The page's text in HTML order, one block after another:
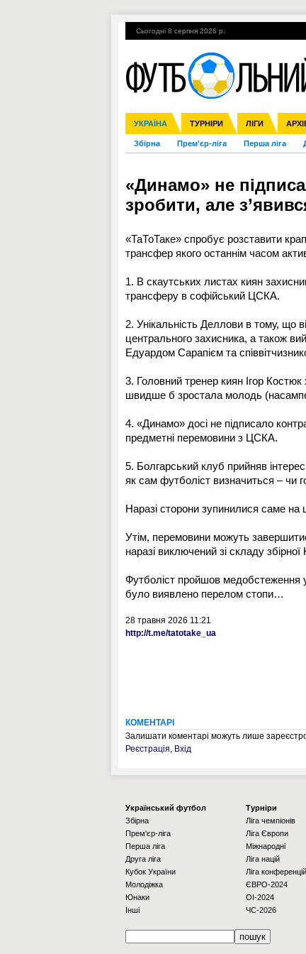
Сьогодні 8 серпня 2026 р.
УКРАЇНА ТУРНІРИ ЛІГИ
Збірна Прем'єр-ліга Перша ліга
Ліга чемпіонів Ліга Європи
Англія Іспанія Італія Німеччина
ЧС-2014 ЄВРО-2016 Росія Кубок
Гарячі теми УПЛ, 2-й тур
«Динамо» не
зробити, але
«ТаТоТаке» спробує розставити
трансфер якого останнім часом
1. В скаутських листах киян
трансферу в софійський ЦСКА.
2. Унікальність Деллови в тому, що
центрального захисника, а також
Едуардом Сарапієм та
3. Головний тренер киян Ігор Костюк
швидше б зростала молодь
4. «Динамо» досі не підписало
предметні перемовини з ЦСКА.
5. Болгарський клуб прийняв
як сам футболіст визначиться – чи
Наразі сторони зупинилися саме на
Утім, перемовини можуть
наразі виключений зі складу
Футболіст пройшов медобстеження у
було виявлено перелом стопи…
28 травня 2026 11:21
http://t.me/tatotake_ua
КОМЕНТАРІ
Залишати коментарі можуть лише
Реєстрація, Вхід
Українcький футбол
Збірна
Прем'єр-ліга
Перша ліга
Друга ліга
Кубок України
Молодіжка
Юнаки
Інші
Турніри
Ліга чемпіонів
Ліга Європи
Міжнародні
Ліга націй
Ліга конференцій
ЄВРО-2024
OI-2024
ЧС-2026